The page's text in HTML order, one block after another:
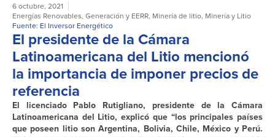
6 octubre, 2021
Energías Renovables, Generación y EERR, Minería de litio, Minería y Litio
Fuente: El Inversor Energético
El presidente de la Cámara
Latinoamericana del Litio mencionó
la importancia de imponer precios de
referencia
El licenciado Pablo Rutigliano, presidente de la Cámara
Latinoamericana del Litio, explicó que “los principales países
que poseen litio son Argentina, Bolivia, Chile, México y Perú.